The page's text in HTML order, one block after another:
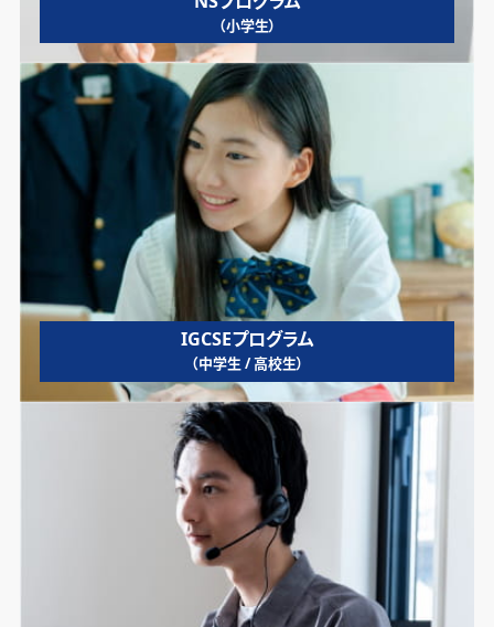
（小学生）
IGCSEプログラム
（中学生 / 高校生）